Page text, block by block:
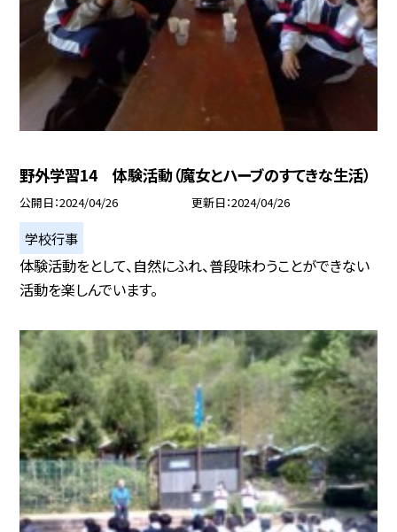
野外学習14 体験活動（魔女とハーブのすてきな生活）
公開日 2024/04/26 更新日 2024/04/26
学校行事
体験活動をとして、自然にふれ、普段味わうことができない
活動を楽しんでいます。